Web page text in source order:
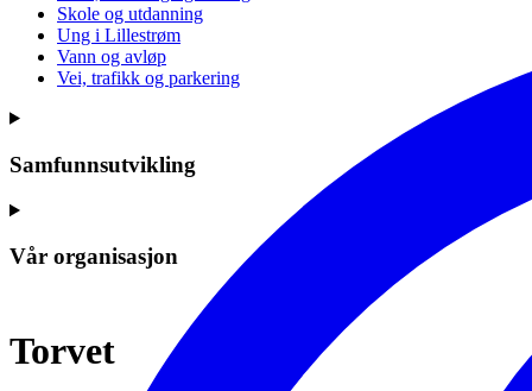
Skole og utdanning
Ung i Lillestrøm
Vann og avløp
Vei, trafikk og parkering
Samfunnsutvikling
Vår organisasjon
Torvet